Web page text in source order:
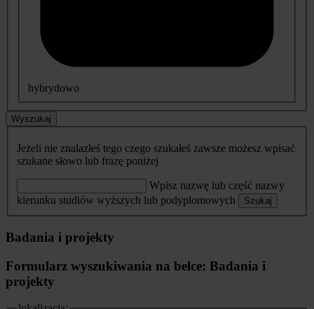
hybrydowo
Wyszukaj
Jeżeli nie znalazłeś tego czego szukałeś zawsze możesz wpisać
szukane słowo lub frazę poniżej
Wpisz nazwę lub część nazwy
kierunku studiów wyższych lub podyplomowych
Szukaj
Badania i projekty
Formularz wyszukiwania na belce: Badania i
projekty